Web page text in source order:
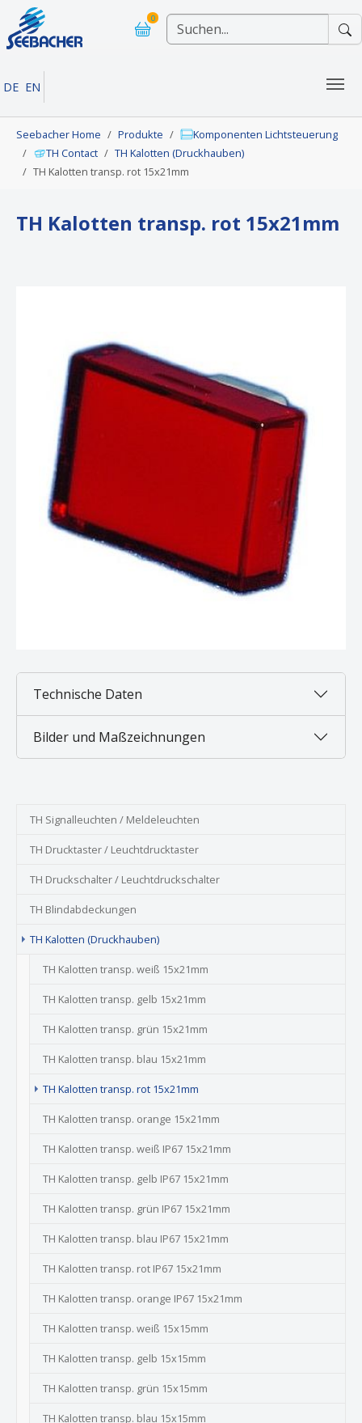
Skip to main navigation
Skip to main content
Skip to page footer
0
DE EN
Seebacher Home Produkte
Komponenten Lichtsteuerung
TH Contact
TH Kalotten (Druckhauben)
TH Kalotten transp. rot 15x21mm
TH Kalotten transp. rot 15x21mm
Technische Daten
Bilder und Maßzeichnungen
TH Signalleuchten / Meldeleuchten
TH Drucktaster / Leuchtdrucktaster
TH Druckschalter / Leuchtdruckschalter
TH Blindabdeckungen
TH Kalotten (Druckhauben)
TH Kalotten transp. weiß 15x21mm
TH Kalotten transp. gelb 15x21mm
TH Kalotten transp. grün 15x21mm
TH Kalotten transp. blau 15x21mm
TH Kalotten transp. rot 15x21mm
TH Kalotten transp. orange 15x21mm
TH Kalotten transp. weiß IP67 15x21mm
TH Kalotten transp. gelb IP67 15x21mm
TH Kalotten transp. grün IP67 15x21mm
TH Kalotten transp. blau IP67 15x21mm
TH Kalotten transp. rot IP67 15x21mm
TH Kalotten transp. orange IP67 15x21mm
TH Kalotten transp. weiß 15x15mm
TH Kalotten transp. gelb 15x15mm
TH Kalotten transp. grün 15x15mm
TH Kalotten transp. blau 15x15mm